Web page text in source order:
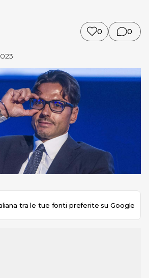
0 0
tra le tue fonti preferite su Google